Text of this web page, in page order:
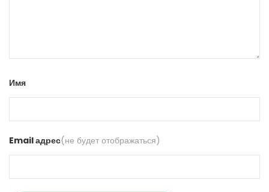
Имя
Email адрес(не будет отображаться)